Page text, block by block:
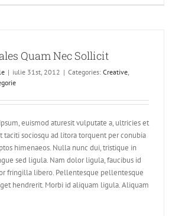
Quam Nec Sollicit
| iulie 31st, 2012 | Categories: Creative,
euismod aturesit vulputate a, ultricies et
taciti sociosqu ad litora torquent per conubia
himenaeos. Nulla nunc dui, tristique in
sed ligula. Nam dolor ligula, faucibus id
fringilla libero. Pellentesque pellentesque
hendrerit. Morbi id aliquam ligula. Aliquam